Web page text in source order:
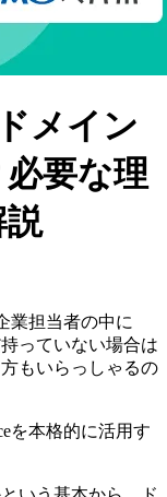
メイン
要な理
業担当者の中に
っていない場合は
もいらっしゃるの
を本格的に活用す